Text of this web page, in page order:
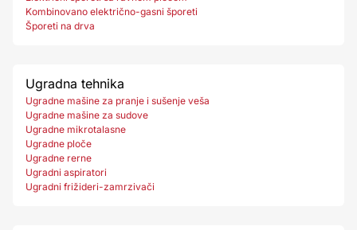
Kombinovano električno-gasni šporeti
Šporeti na drva
Ugradna tehnika
Ugradne mašine za pranje i sušenje veša
Ugradne mašine za sudove
Ugradne mikrotalasne
Ugradne ploče
Ugradne rerne
Ugradni aspiratori
Ugradni frižideri-zamrzivači